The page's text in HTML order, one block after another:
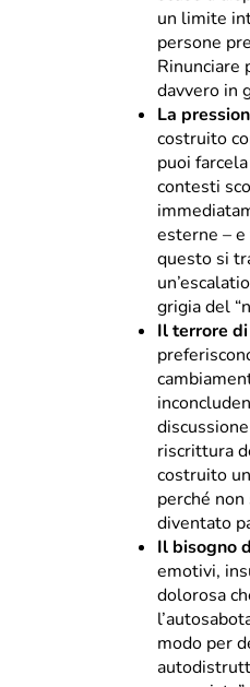
un limite
persone
Rinunciare
davvero in
La
costruito
puoi
contesti
esterne – e
questo si
grigia del
Il terrore
riscrittura
costruito
perché
diventato
Il bisogno
emotivi,
dolorosa
modo per